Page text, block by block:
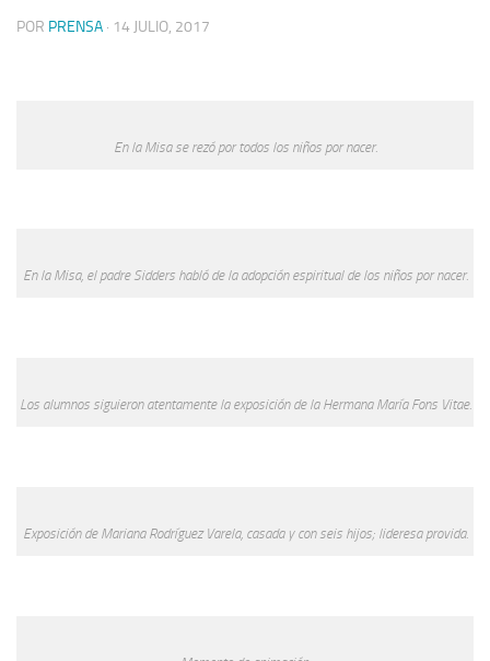
POR PRENSA · 14 JULIO, 2017
En la Misa se rezó por todos los niños por nacer.
En la Misa, el padre Sidders habló de la adopción espiritual de los niños por nacer.
Los alumnos siguieron atentamente la exposición de la Hermana María Fons Vitae.
Exposición de Mariana Rodríguez Varela, casada y con seis hijos; lideresa provida.